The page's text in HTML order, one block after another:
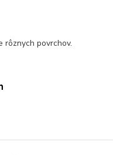
rôznych povrchov.